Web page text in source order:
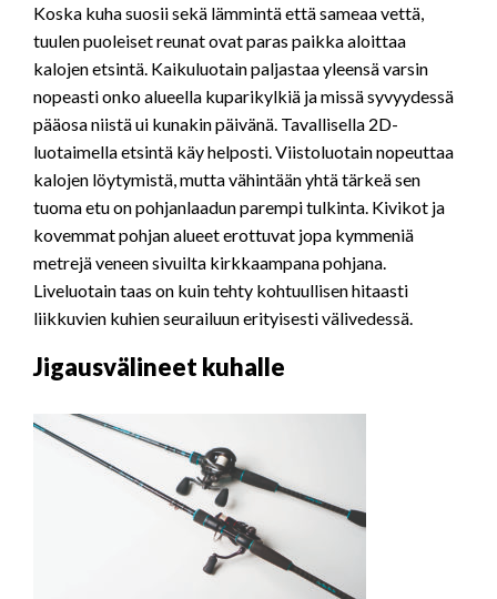
Koska kuha suosii sekä lämmintä että sameaa vettä,
tuulen puoleiset reunat ovat paras paikka aloittaa
kalojen etsintä. Kaikuluotain paljastaa yleensä varsin
nopeasti onko alueella kuparikylkiä ja missä syvyydessä
pääosa niistä ui kunakin päivänä. Tavallisella 2D-
luotaimella etsintä käy helposti. Viistoluotain nopeuttaa
kalojen löytymistä, mutta vähintään yhtä tärkeä sen
tuoma etu on pohjanlaadun parempi tulkinta. Kivikot ja
kovemmat pohjan alueet erottuvat jopa kymmeniä
metrejä veneen sivuilta kirkkaampana pohjana.
Liveluotain taas on kuin tehty kohtuullisen hitaasti
liikkuvien kuhien seurailuun erityisesti välivedessä.
Jigausvälineet kuhalle